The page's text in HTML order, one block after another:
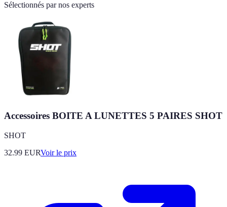
Sélectionnés par nos experts
Accessoires BOITE A LUNETTES 5 PAIRES SHOT
SHOT
32.99 EURVoir le prix